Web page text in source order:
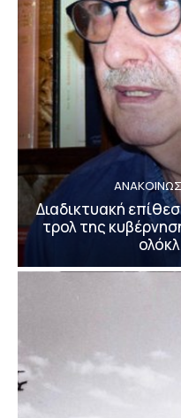
Διαδικτυακή
τρολ της